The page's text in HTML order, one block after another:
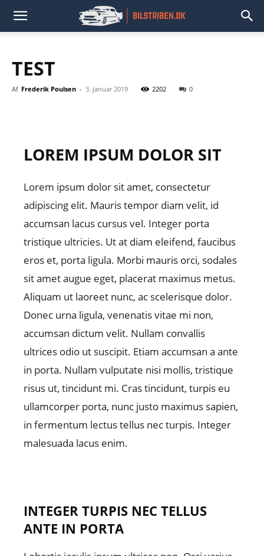
TEST
Af Frederik Poulsen - 3. januar 2019 2202 0
LOREM IPSUM DOLOR SIT
Lorem ipsum dolor sit amet, consectetur
adipiscing elit. Mauris tempor diam velit, id
accumsan lacus cursus vel. Integer porta
tristique ultricies. Ut at diam eleifend, faucibus
eros et, porta ligula. Morbi mauris orci, sodales
sit amet augue eget, placerat maximus metus.
Aliquam ut laoreet nunc, ac scelerisque dolor.
Donec urna ligula, venenatis vitae mi non,
accumsan dictum velit. Nullam convallis
ultrices odio ut suscipit. Etiam accumsan a ante
in porta. Nullam vulputate nisi mollis, tristique
risus ut, tincidunt mi. Cras tincidunt, turpis eu
ullamcorper porta, nunc justo maximus sapien,
in fermentum lectus tellus nec turpis. Integer
malesuada lacus enim.
INTEGER TURPIS NEC TELLUS
ANTE IN PORTA